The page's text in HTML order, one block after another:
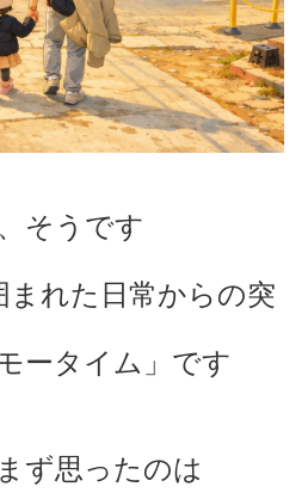
そうです
れた日常からの突
ータイム」です
ず思ったのは